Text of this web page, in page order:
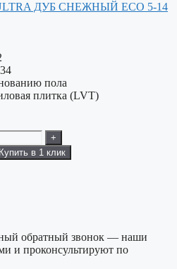
ДУБ СНЕЖНЫЙ ECO 5-14
34
пола
плитка (LVT)
+
Купить в 1 клик
обратный звонок — наши
и проконсультируют по